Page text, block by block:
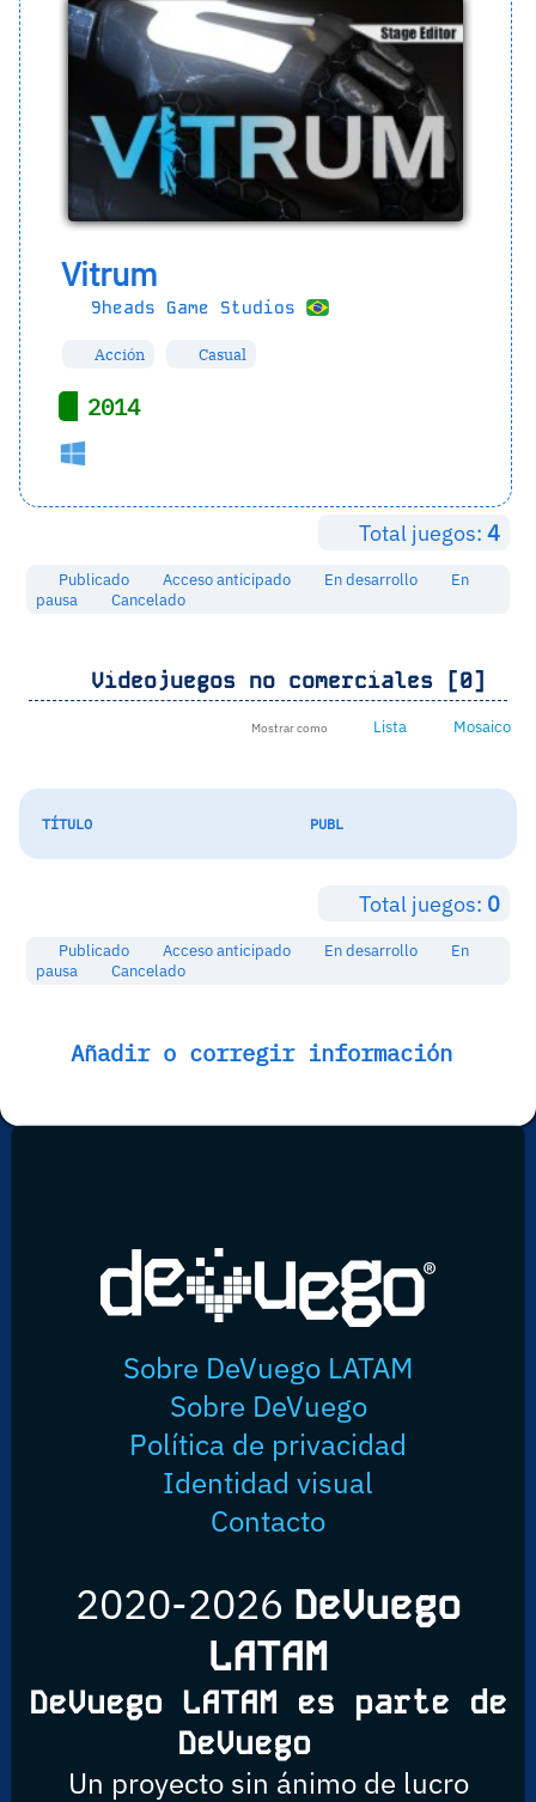
Vitrum
9heads Game Studios
Acción Casual
2014
Total juegos: 4
Publicado Acceso anticipado En desarrollo
En
pausa
Cancelado
Videojuegos no comerciales [0]
Mostrar como Lista Mosaico
TÍTULO PUBL
Total juegos: 0
Publicado Acceso anticipado En desarrollo
En
pausa
Cancelado
Añadir o corregir información
Sobre DeVuego LATAM
Sobre DeVuego
Política de privacidad
Identidad visual
Contacto
2020-2026 DeVuego
LATAM
DeVuego LATAM es parte de
DeVuego
Un proyecto sin ánimo de lucro